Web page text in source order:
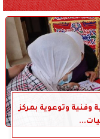
وفنية وتوعوية بمركز